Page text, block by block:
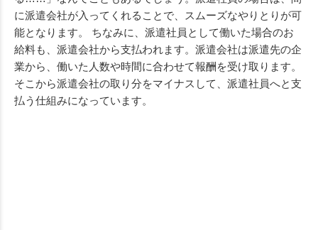
に派遣会社が入ってくれることで、スムーズなやりとりが可
能となります。 ちなみに、派遣社員として働いた場合のお
給料も、派遣会社から支払われます。派遣会社は派遣先の企
業から、働いた人数や時間に合わせて報酬を受け取ります。
そこから派遣会社の取り分をマイナスして、派遣社員へと支
払う仕組みになっています。